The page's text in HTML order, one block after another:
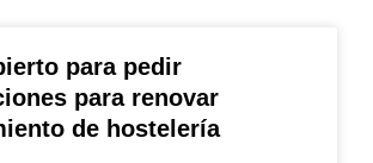
para pedir
para renovar
de hostelería